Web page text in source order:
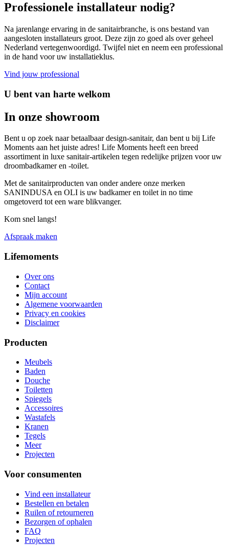
Professionele installateur nodig?
Na jarenlange ervaring in de sanitairbranche, is ons bestand van
aangesloten installateurs groot. Deze zijn zo goed als over geheel
Nederland vertegenwoordigd. Twijfel niet en neem een professional
in de hand voor uw installatieklus.
Vind jouw professional
U bent van harte welkom
In onze showroom
Bent u op zoek naar betaalbaar design-sanitair, dan bent u bij Life
Moments aan het juiste adres! Life Moments heeft een breed
assortiment in luxe sanitair-artikelen tegen redelijke prijzen voor uw
droombadkamer en -toilet.
Met de sanitairproducten van onder andere onze merken
SANINDUSA en OLI is uw badkamer en toilet in no time
omgetoverd tot een ware blikvanger.
Kom snel langs!
Afspraak maken
Lifemoments
Over ons
Contact
Mijn account
Algemene voorwaarden
Privacy en cookies
Disclaimer
Producten
Meubels
Baden
Douche
Toiletten
Spiegels
Accessoires
Wastafels
Kranen
Tegels
Meer
Projecten
Voor consumenten
Vind een installateur
Bestellen en betalen
Ruilen of retourneren
Bezorgen of ophalen
FAQ
Projecten